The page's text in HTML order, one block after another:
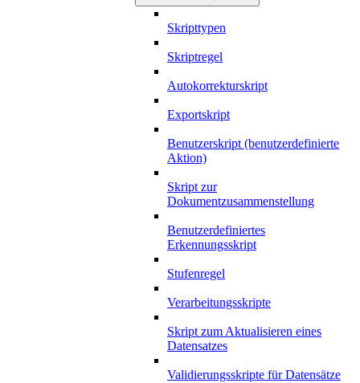
Skripttypen
Skriptregel
Autokorrekturskript
Exportskript
Benutzerskript (benutzerdefinierte
Aktion)
Skript zur
Dokumentzusammenstellung
Benutzerdefiniertes
Erkennungsskript
Stufenregel
Verarbeitungsskripte
Skript zum Aktualisieren eines
Datensatzes
Validierungsskripte für Datensätze